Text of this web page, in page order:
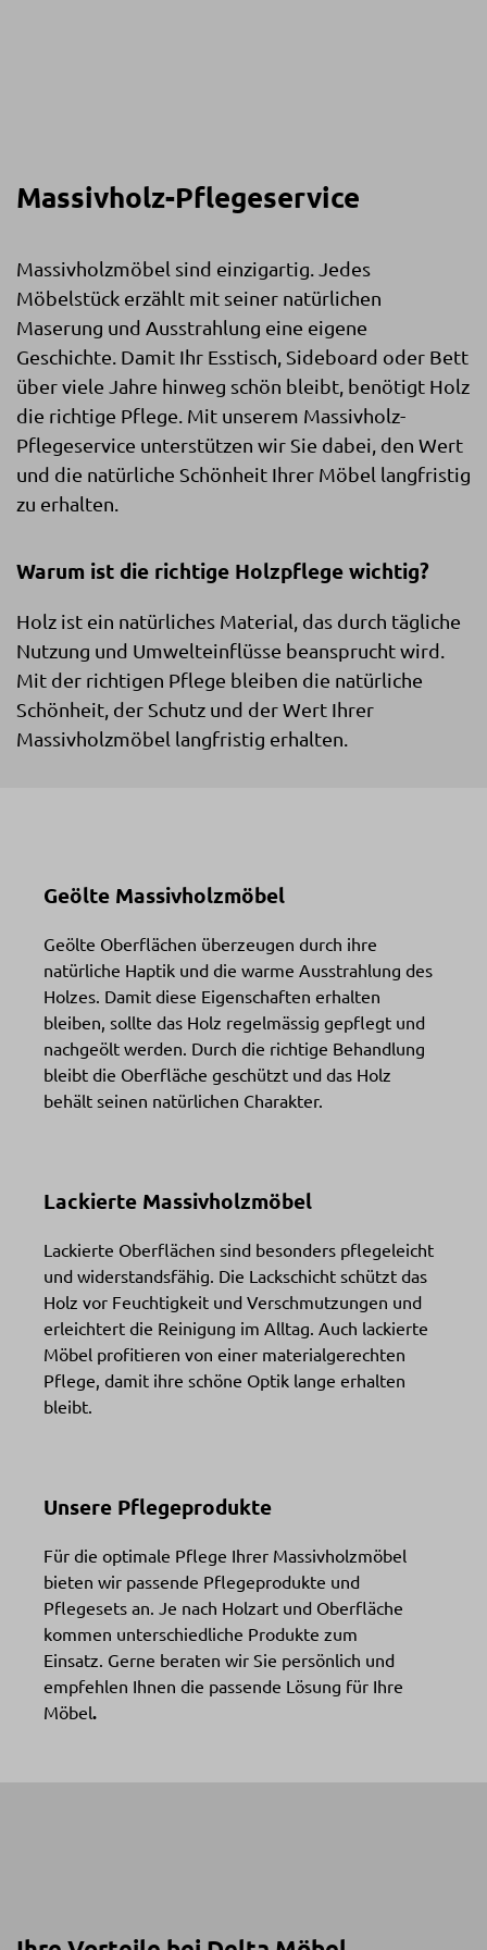
Massivholz-Pflegeservice
Massivholzmöbel sind einzigartig. Jedes
Möbelstück erzählt mit seiner natürlichen
Maserung und Ausstrahlung eine eigene
Geschichte. Damit Ihr Esstisch, Sideboard oder Bett
über viele Jahre hinweg schön bleibt, benötigt Holz
die richtige Pflege. Mit unserem Massivholz-
Pflegeservice unterstützen wir Sie dabei, den Wert
und die natürliche Schönheit Ihrer Möbel langfristig
zu erhalten.
Warum ist die richtige Holzpflege wichtig?
Holz ist ein natürliches Material, das durch tägliche
Nutzung und Umwelteinflüsse beansprucht wird.
Mit der richtigen Pflege bleiben die natürliche
Schönheit, der Schutz und der Wert Ihrer
Massivholzmöbel langfristig erhalten.
Geölte Massivholzmöbel
Geölte Oberflächen überzeugen durch ihre
natürliche Haptik und die warme Ausstrahlung des
Holzes. Damit diese Eigenschaften erhalten
bleiben, sollte das Holz regelmässig gepflegt und
nachgeölt werden. Durch die richtige Behandlung
bleibt die Oberfläche geschützt und das Holz
behält seinen natürlichen Charakter.
Lackierte Massivholzmöbel
Lackierte Oberflächen sind besonders pflegeleicht
und widerstandsfähig. Die Lackschicht schützt das
Holz vor Feuchtigkeit und Verschmutzungen und
erleichtert die Reinigung im Alltag. Auch lackierte
Möbel profitieren von einer materialgerechten
Pflege, damit ihre schöne Optik lange erhalten
bleibt.
Unsere Pflegeprodukte
Für die optimale Pflege Ihrer Massivholzmöbel
bieten wir passende Pflegeprodukte und
Pflegesets an. Je nach Holzart und Oberfläche
kommen unterschiedliche Produkte zum
Einsatz. Gerne beraten wir Sie persönlich und
empfehlen Ihnen die passende Lösung für Ihre
Möbel.